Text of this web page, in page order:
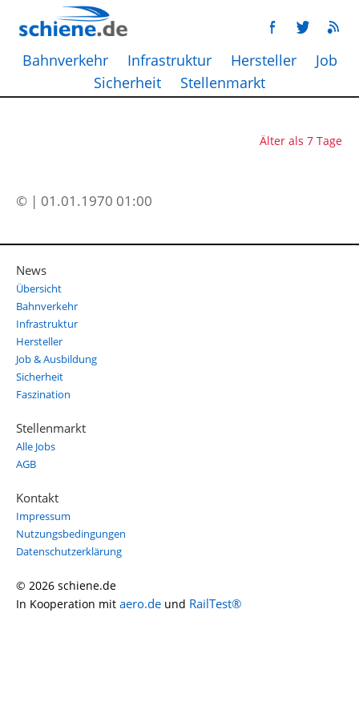
Bahnverkehr Infrastruktur Hersteller
Job
Sicherheit
Stellenmarkt
Älter als 7 Tage
© | 01.01.1970 01:00
News
Übersicht
Bahnverkehr
Infrastruktur
Hersteller
Job & Ausbildung
Sicherheit
Faszination
Stellenmarkt
Alle Jobs
AGB
Kontakt
Impressum
Nutzungsbedingungen
Datenschutzerklärung
© 2026 schiene.de
In Kooperation mit aero.de und RailTest®